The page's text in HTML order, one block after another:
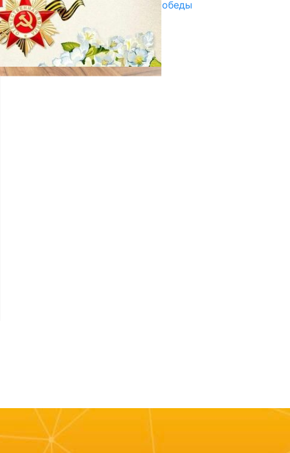
Награды в преддверии Дня Победы
29.04.2025